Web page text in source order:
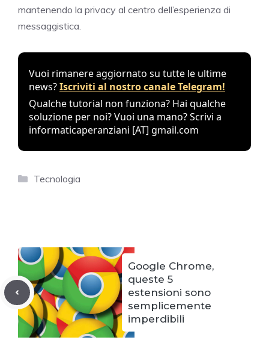
mantenendo la privacy al centro dell’esperienza di
messaggistica.
Vuoi rimanere aggiornato su tutte le ultime
news?Iscriviti al nostro canale Telegram!
Qualche tutorial non funziona? Hai qualche
soluzione per noi? Vuoi una mano? Scrivi a
informaticaperanziani [AT] gmail.com
Categories
Tecnologia
Google Chrome,
queste 5
estensioni sono
semplicemente
imperdibili